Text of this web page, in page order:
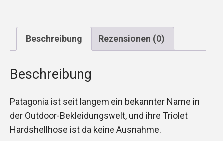
Beschreibung Rezensionen (0)
Beschreibung
Patagonia ist seit langem ein bekannter Name in
der Outdoor-Bekleidungswelt, und ihre Triolet
Hardshellhose ist da keine Ausnahme.